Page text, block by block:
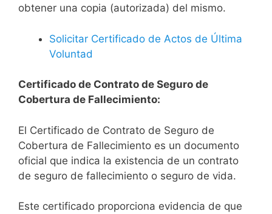
obtener una copia (autorizada) del mismo.
Solicitar Certificado de Actos de Última
Voluntad
Certificado de Contrato de Seguro de
Cobertura de Fallecimiento:
El Certificado de Contrato de Seguro de
Cobertura de Fallecimiento es un documento
oficial que indica la existencia de un contrato
de seguro de fallecimiento o seguro de vida.
Este certificado proporciona evidencia de que